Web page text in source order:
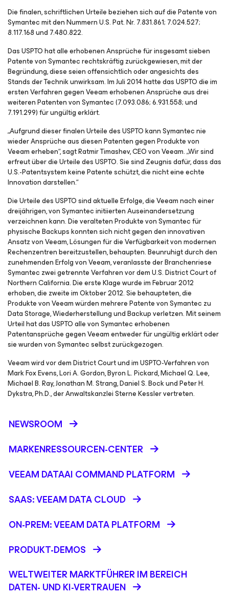
Die finalen, schriftlichen Urteile beziehen sich auf die Patente von
Symantec mit den Nummern U.S. Pat. Nr. 7.831.861; 7.024.527;
8.117.168 und 7.480.822.
Das USPTO hat alle erhobenen Ansprüche für insgesamt sieben
Patente von Symantec rechtskräftig zurückgewiesen, mit der
Begründung, diese seien offensichtlich oder angesichts des
Stands der Technik unwirksam. Im Juli 2014 hatte das USPTO die im
ersten Verfahren gegen Veeam erhobenen Ansprüche aus drei
weiteren Patenten von Symantec (7.093.086; 6.931.558; und
7.191.299) für ungültig erklärt.
„Aufgrund dieser finalen Urteile des USPTO kann Symantec nie
wieder Ansprüche aus diesen Patenten gegen Produkte von
Veeam erheben“, sagt Ratmir Timashev, CEO von Veeam. „Wir sind
erfreut über die Urteile des USPTO. Sie sind Zeugnis dafür, dass das
U.S.-Patentsystem keine Patente schützt, die nicht eine echte
Innovation darstellen.“
Die Urteile des USPTO sind aktuelle Erfolge, die Veeam nach einer
dreijährigen, von Symantec initiierten Auseinandersetzung
verzeichnen kann. Die veralteten Produkte von Symantec für
physische Backups konnten sich nicht gegen den innovativen
Ansatz von Veeam, Lösungen für die Verfügbarkeit von modernen
Rechenzentren bereitzustellen, behaupten. Beunruhigt durch den
zunehmenden Erfolg von Veeam, veranlasste der Branchenriese
Symantec zwei getrennte Verfahren vor dem U.S. District Court of
Northern California. Die erste Klage wurde im Februar 2012
erhoben, die zweite im Oktober 2012. Sie behaupteten, die
Produkte von Veeam würden mehrere Patente von Symantec zu
Data Storage, Wiederherstellung und Backup verletzen. Mit seinem
Urteil hat das USPTO alle von Symantec erhobenen
Patentansprüche gegen Veeam entweder für ungültig erklärt oder
sie wurden von Symantec selbst zurückgezogen.
Veeam wird vor dem District Court und im USPTO-Verfahren von
Mark Fox Evens, Lori A. Gordon, Byron L. Pickard, Michael Q. Lee,
Michael B. Ray, Jonathan M. Strang, Daniel S. Bock und Peter H.
Dykstra, Ph.D., der Anwaltskanzlei Sterne Kessler vertreten.
NEWSROOM
MARKENRESSOURCEN-CENTER
VEEAM DATAAI COMMAND PLATFORM
SAAS: VEEAM DATA CLOUD
ON-PREM: VEEAM DATA PLATFORM
PRODUKT-DEMOS
WELTWEITER MARKTFÜHRER IM BEREICH
DATEN- UND KI-VERTRAUEN